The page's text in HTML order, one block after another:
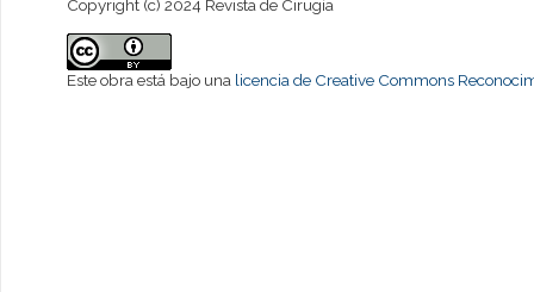
Copyright (c) 2024 Revista de Cirugía
Este obra está bajo una licencia de Creative Commons